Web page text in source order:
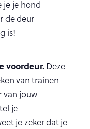
je je hond
de deur
is!
voordeur. Deze
van trainen
van jouw
je
je zeker dat je